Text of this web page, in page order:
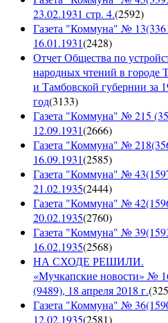
23.02.1931 стр. 4.(2592)
Газета "Коммуна" №
16.01.1931(2428)
Отчет Общества по
народных чтений в городе
и Тамбовской губернии за
год(3133)
Газета "Коммуна" № 215
12.09.1931(2666)
Газета "Коммуна" №
16.09.1931(2585)
Газета "Коммуна" №
21.02.1935(2444)
Газета "Коммуна" №
20.02.1935(2760)
Газета "Коммуна" №
16.02.1935(2568)
НА СХОДЕ РЕШИЛИ.
«Мучкапские новости» №
(9489), 18 апреля 2018 г.(
Газета "Коммуна" №
12.02.1935(2581)